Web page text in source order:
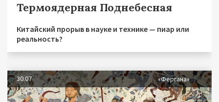
Термоядерная Поднебесная
Китайский прорыв в науке и технике — пиар или
реальность?
30.07 «Фергана»